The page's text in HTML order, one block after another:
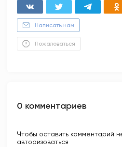
Написать нам
Пожаловаться
0 комментариев
Чтобы оставить комментарий
авторизоваться